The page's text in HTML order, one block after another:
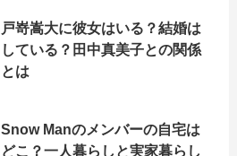
戸嵜嵩大に彼女はいる？結婚は
している？田中真美子との関係
とは
Snow Manのメンバーの自宅は
どこ？一人暮らしと実家暮らし